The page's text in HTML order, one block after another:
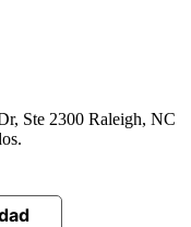
Ste 2300 Raleigh, NC